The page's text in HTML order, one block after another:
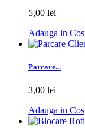
5,00 lei
Adauga in Cos
Parcare...
3,00 lei
Adauga in Cos